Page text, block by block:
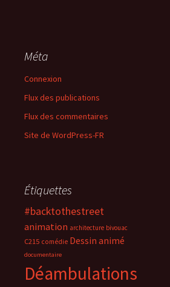
Méta
Connexion
Flux des publications
Flux des commentaires
Site de WordPress-FR
Étiquettes
#backtothestreet
animation architecture bivouac
C215 comédie Dessin animé
documentaire
Déambulations